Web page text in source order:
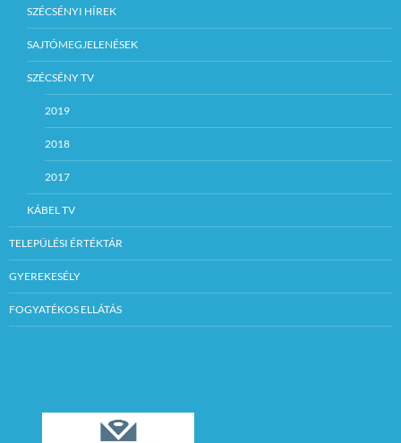
SZÉCSÉNYI HÍREK
SAJTÓMEGJELENÉSEK
SZÉCSÉNY TV
2019
2018
2017
KÁBEL TV
TELEPÜLÉSI ÉRTÉKTÁR
GYEREKESÉLY
FOGYATÉKOS ELLÁTÁS